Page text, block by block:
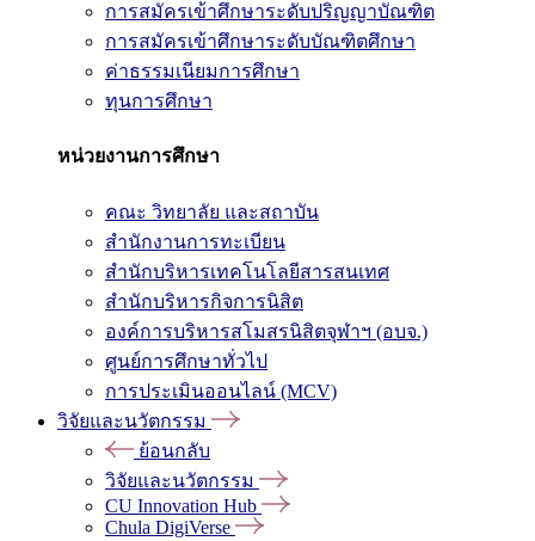
การสมัครเข้าศึกษาระดับปริญญาบัณฑิต
การสมัครเข้าศึกษาระดับบัณฑิตศึกษา
ค่าธรรมเนียมการศึกษา
ทุนการศึกษา
หน่วยงานการศึกษา
คณะ วิทยาลัย และสถาบัน
สำนักงานการทะเบียน
สำนักบริหารเทคโนโลยีสารสนเทศ
สำนักบริหารกิจการนิสิต
องค์การบริหารสโมสรนิสิตจุฬาฯ (อบจ.)
ศูนย์การศึกษาทั่วไป
การประเมินออนไลน์ (MCV)
วิจัยและนวัตกรรม
ย้อนกลับ
วิจัยและนวัตกรรม
CU Innovation Hub
Chula DigiVerse